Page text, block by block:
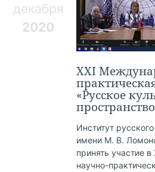
декабря
2020
XXI
«Русское
Институт
имени М. В.
принять участие
научно-